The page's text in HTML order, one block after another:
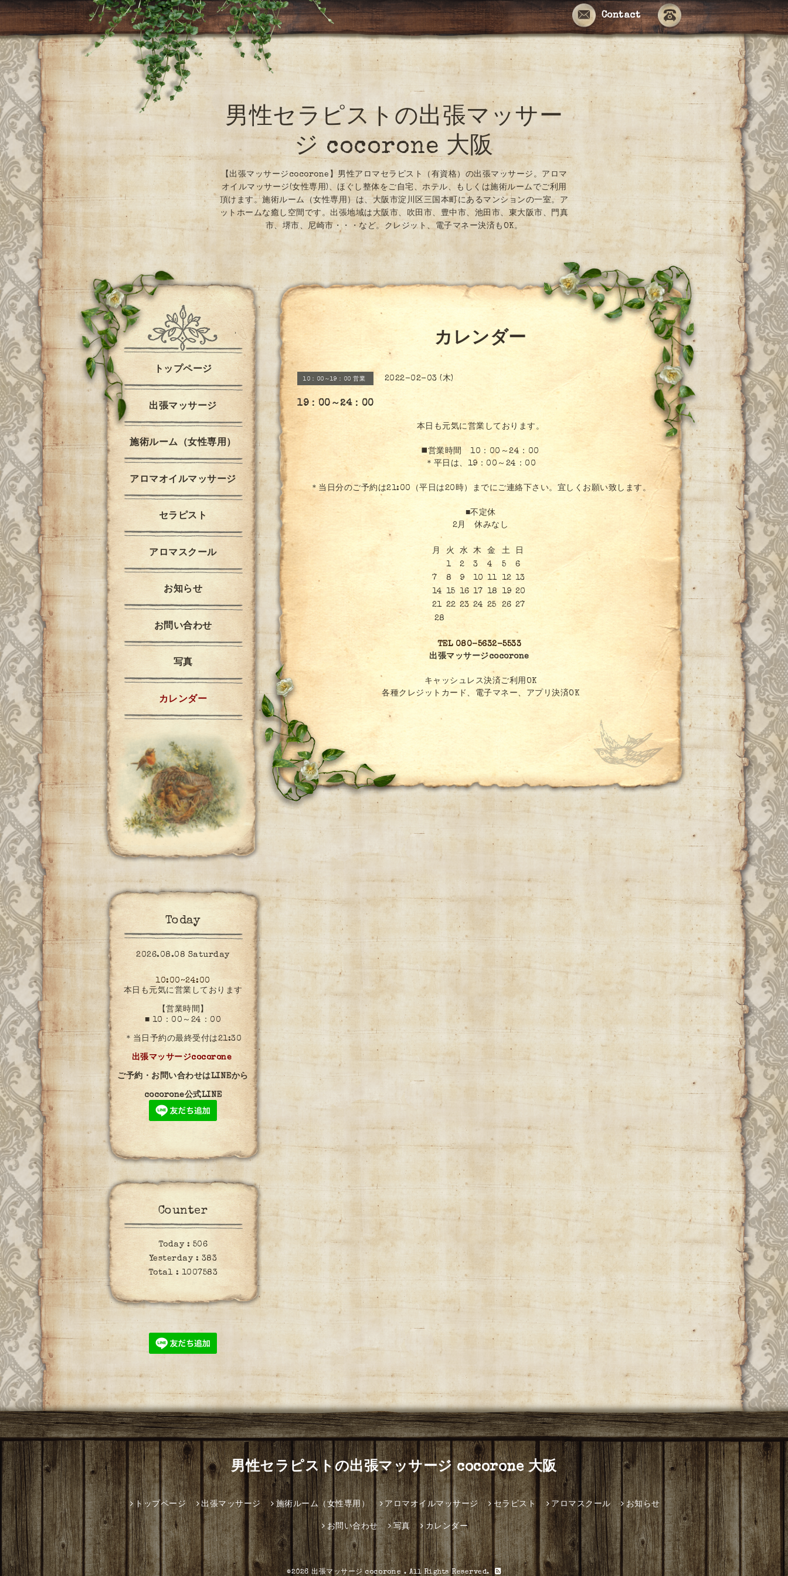
Contact
男性セラピストの出張マッサー
ジ cocorone 大阪
【出張マッサージcocorone】男性アロマセラピスト（有資格）の出張マッサージ。アロマ
オイルマッサージ(女性専用)、ほぐし整体をご自宅、ホテル、もしくは施術ルームでご利用
頂けます。施術ルーム（女性専用）は、大阪市淀川区三国本町にあるマンションの一室。ア
ットホームな癒し空間です。出張地域は大阪市、吹田市、豊中市、池田市、東大阪市、門真
市、堺市、尼崎市・・・など。クレジット、電子マネー決済もOK。
カレンダー
10：00～19：00 営業 2022-02-03 (木)
19：00～24：00
本日も元気に営業しております。
◼️営業時間 10：00～24：00
＊平日は、19：00～24：00
＊当日分のご予約は21:00（平日は20時）までにご連絡下さい。宜しくお願い致します。
■不定休
2月 休みなし
月 火 水 木 金 土
日
1
2 3 4 5
6
7
8 9 10 11 12 13
14
15 16 17 18 19 20
21 22 23 24 25 26 27
28
TEL 080-5632-5533
出張マッサージcocorone
キャッシュレス決済ご利用OK
各種クレジットカード、電子マネー、アプリ決済OK
トップページ
出張マッサージ
施術ルーム（女性専用）
アロマオイルマッサージ
セラピスト
アロマスクール
お知らせ
お問い合わせ
写真
カレンダー
Today
2026.08.08 Saturday
10:00~24:00
本日も元気に営業しております
【営業時間】
■ 10：00～24：00
＊当日予約の最終受付は21:30
出張マッサージcocorone
ご予約・お問い合わせはLINEから
cocorone公式LINE
Counter
Today : 506
Yesterday : 383
Total : 1007583
男性セラピストの出張マッサージ cocorone 大阪
トップページ 出張マッサージ 施術ルーム（女性専用） アロマオイルマッサージ セラピスト アロマスクール お知らせ
お問い合わせ 写真 カレンダー
©2026出張マッサージ cocorone. All Rights Reserved.